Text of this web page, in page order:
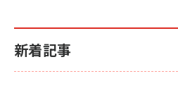
新着記事